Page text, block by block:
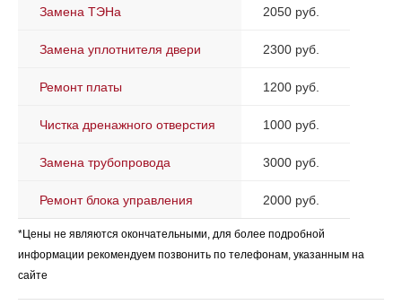
Замена ТЭНа 2050 руб.
Замена уплотнителя двери 2300 руб.
Ремонт платы 1200 руб.
Чистка дренажного отверстия 1000 руб.
Замена трубопровода 3000 руб.
Ремонт блока управления 2000 руб.
*Цены не являются окончательными, для более подробной
информации рекомендуем позвонить по телефонам, указанным на
сайте